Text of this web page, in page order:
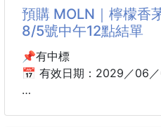
入口先是檸檬的清香酸甜
接著慢慢回甘，越吃越想吃
沒有惱人的苦澀感
追劇、辦公、下午茶、飯後
預購 MOLN｜檸檬香
8/5號中午12點結單
📌有中標
📅 有效日期：2029／06